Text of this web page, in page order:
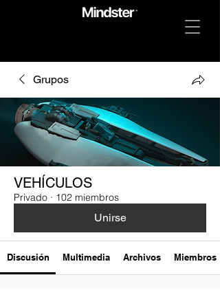
Grupos
VEHÍCULOS
Privado · 102 miembros
Unirse
Discusión Multimedia Archivos Miembros